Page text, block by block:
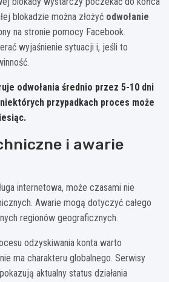
blokadzie można złożyć odwołanie
na stronie pomocy Facebook.
wyjaśnienie sytuacji i, jeśli to
odwołania średnio przez 5-10 dni
przypadkach proces może
i awarie
internetowa, może czasami nie
Awarie mogą dotyczyć całego
regionów geograficznych.
odzyskiwania konta warto
ma charakteru globalnego. Serwisy
aktualny status działania